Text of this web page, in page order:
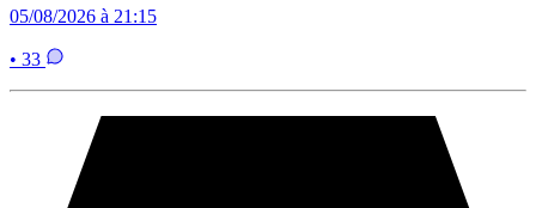
05/08/2026 à 21:15
• 33